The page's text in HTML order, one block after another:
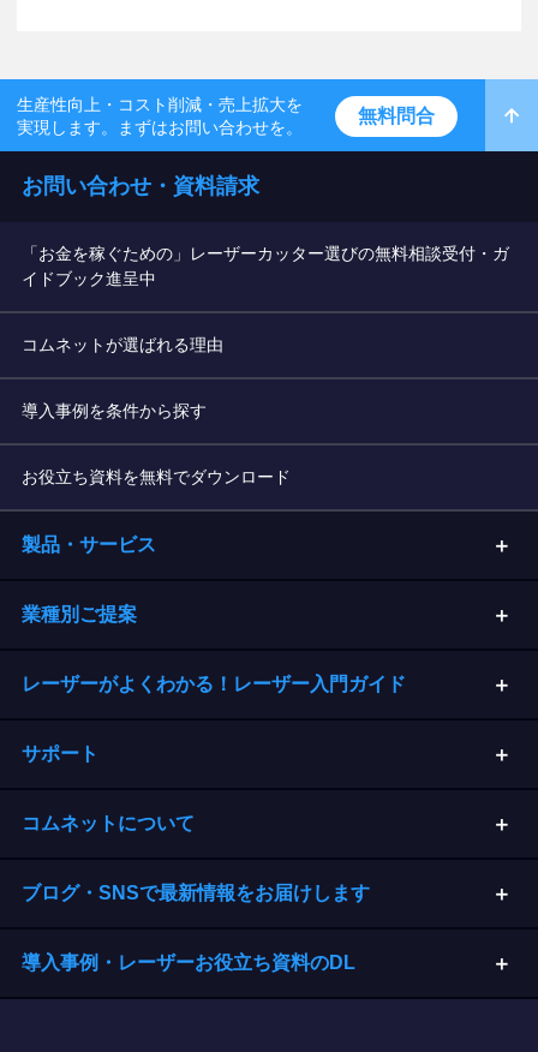
生産性向上・コスト削減・売上拡大を
実現します。まずはお問い合わせを。
無料問合
お問い合わせ・資料請求
「お金を稼ぐための」レーザーカッター選びの無料相談受付・ガ
イドブック進呈中
コムネットが選ばれる理由
導入事例を条件から探す
お役立ち資料を無料でダウンロード
製品・サービス
業種別ご提案
レーザーがよくわかる！レーザー入門ガイド
サポート
コムネットについて
ブログ・SNSで最新情報をお届けします
導入事例・レーザーお役立ち資料のDL